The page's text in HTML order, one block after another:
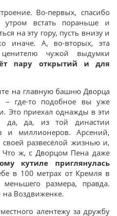
Во-первых, спасибо
утром встать пораньше и
на эту гору, пусть внизу и
иначе. А, во-вторых, эта
ценителю чужой выдумки
пару открытий и для
на главную башню Дворца
– где-то подобное вы уже
Это приехал однажды в эти
да, да, из той династии
и миллионеров. Арсений,
развесёлой жизнью и,
Что ж, с Дворцом Пена даже
кутиле приглянулась
в 100 метрах от Кремля в
размера, правда.
на Воздвиженке.
алентежу за дружбу